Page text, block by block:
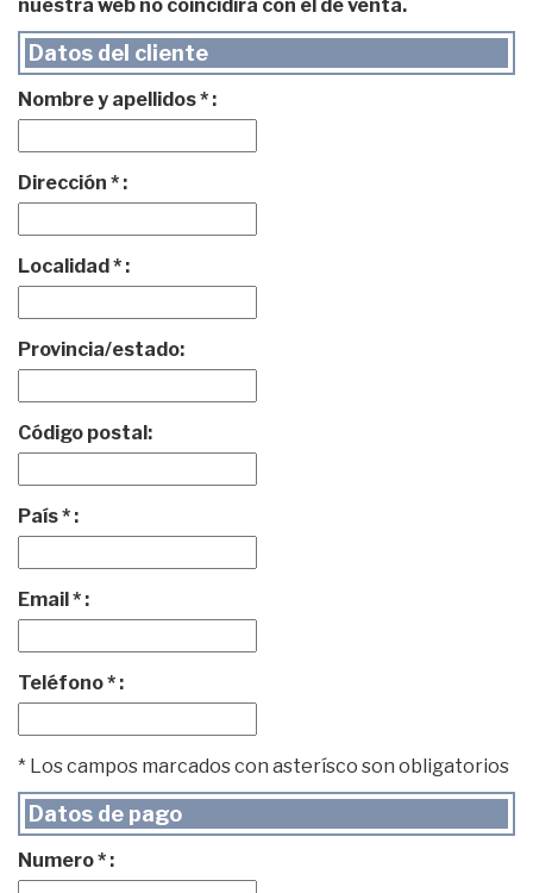
nuestra web no coincidirá con el de venta.
Datos del cliente
Nombre y apellidos * :
Dirección * :
Localidad * :
Provincia/estado:
Código postal:
País * :
Email * :
Teléfono * :
* Los campos marcados con asterísco son obligatorios
Datos de pago
Numero * :